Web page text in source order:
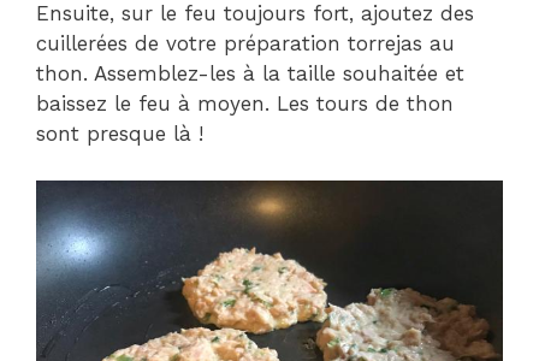
Ensuite, sur le feu toujours fort, ajoutez des
cuillerées de votre préparation torrejas au
thon. Assemblez-les à la taille souhaitée et
baissez le feu à moyen. Les tours de thon
sont presque là !